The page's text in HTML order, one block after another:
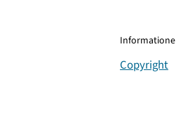
Copyright